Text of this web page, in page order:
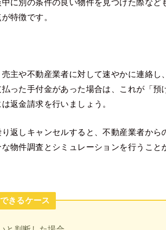
に別の条件の良い物件を見つけた際など
特徴です。
主や不動産業者に対して速やかに連絡し
った手付金があった場合は、これが「預
返金請求を行いましょう。
返しキャンセルすると、不動産業者から
物件調査とシミュレーションを行うこと
きるケース